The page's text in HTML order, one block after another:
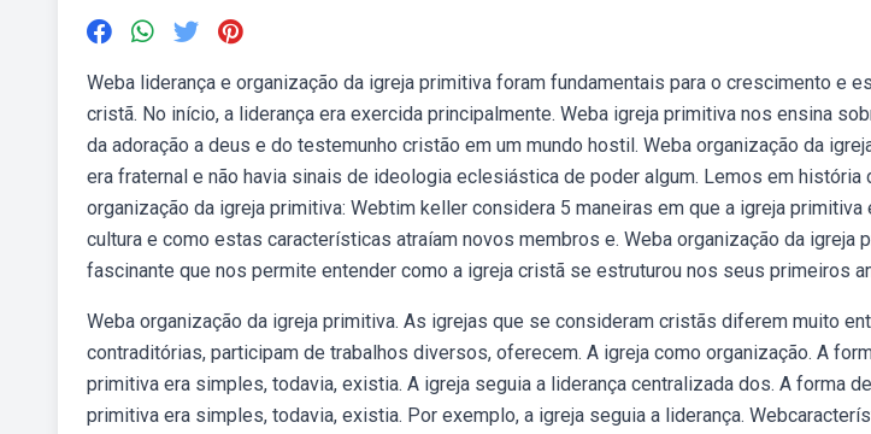
Weba liderança e organização da igreja primitiva foram fundamentais para o crescimento e
cristã. No início, a liderança era exercida principalmente. Weba igreja primitiva nos ensina
da adoração a deus e do testemunho cristão em um mundo hostil. Weba organização da
era fraternal e não havia sinais de ideologia eclesiástica de poder algum. Lemos em história
organização da igreja primitiva: Webtim keller considera 5 maneiras em que a igreja primitiva
cultura e como estas características atraíam novos membros e. Weba organização da igreja
fascinante que nos permite entender como a igreja cristã se estruturou nos seus primeiros
Weba organização da igreja primitiva. As igrejas que se consideram cristãs diferem muito
contraditórias, participam de trabalhos diversos, oferecem. A igreja como organização. A
primitiva era simples, todavia, existia. A igreja seguia a liderança centralizada dos. A forma
primitiva era simples, todavia, existia. Por exemplo, a igreja seguia a liderança.